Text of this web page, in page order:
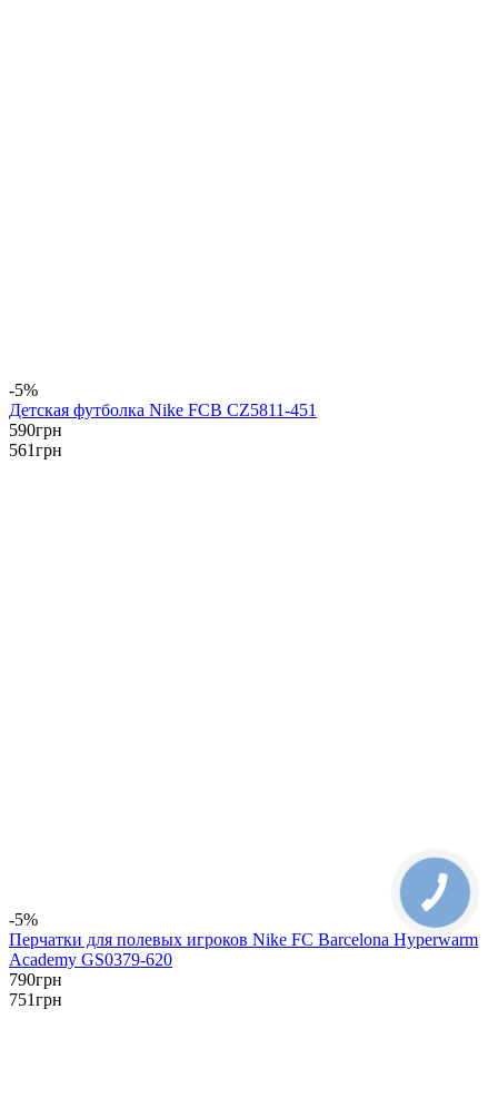
-5%
Детская футболка Nike FCB CZ5811-451
590грн
561грн
-5%
Перчатки для полевых игроков Nike FC Barcelona Hyperwarm
Academy GS0379-620
790грн
751грн